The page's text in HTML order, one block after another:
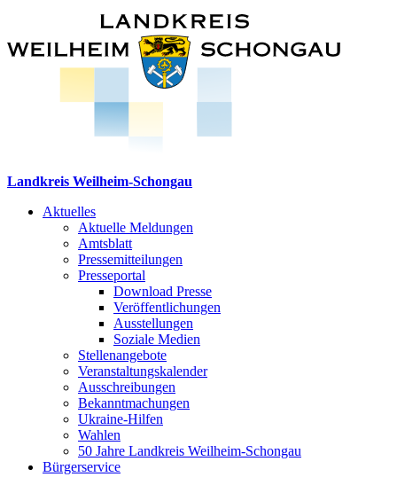
Landkreis Weilheim-Schongau
Aktuelles
Aktuelle Meldungen
Amtsblatt
Pressemitteilungen
Presseportal
Download Presse
Veröffentlichungen
Ausstellungen
Soziale Medien
Stellenangebote
Veranstaltungskalender
Ausschreibungen
Bekanntmachungen
Ukraine-Hilfen
Wahlen
50 Jahre Landkreis Weilheim-Schongau
Bürgerservice